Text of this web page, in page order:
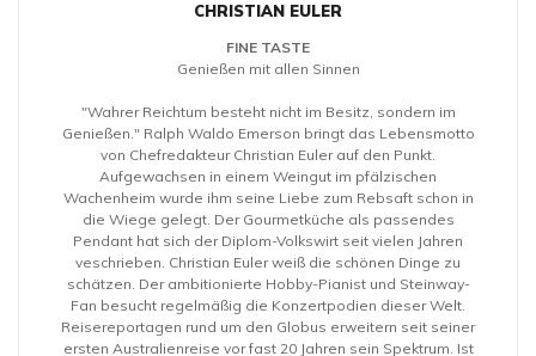
CHRISTIAN EULER
FINE TASTE
Genießen mit allen Sinnen
"Wahrer Reichtum besteht nicht im Besitz, sondern im
Genießen." Ralph Waldo Emerson bringt das Lebensmotto
von Chefredakteur Christian Euler auf den Punkt.
Aufgewachsen in einem Weingut im pfälzischen
Wachenheim wurde ihm seine Liebe zum Rebsaft schon in
die Wiege gelegt. Der Gourmetküche als passendes
Pendant hat sich der Diplom-Volkswirt seit vielen Jahren
veschrieben. Christian Euler weiß die schönen Dinge zu
schätzen. Der ambitionierte Hobby-Pianist und Steinway-
Fan besucht regelmäßig die Konzertpodien dieser Welt.
Reisereportagen rund um den Globus erweitern seit seiner
ersten Australienreise vor fast 20 Jahren sein Spektrum. Ist